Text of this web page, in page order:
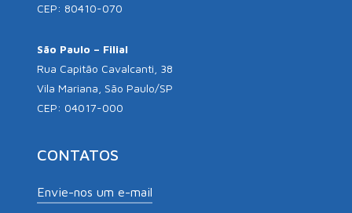
CEP: 80410-070
São Paulo – Filial
Rua Capitão Cavalcanti, 38
Vila Mariana, São Paulo/SP
CEP: 04017-000
CONTATOS
Envie-nos um e-mail